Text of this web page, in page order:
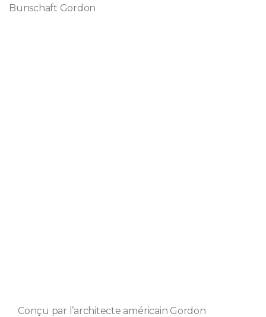
Bunschaft Gordon
Conçu par l’architecte américain Gordon